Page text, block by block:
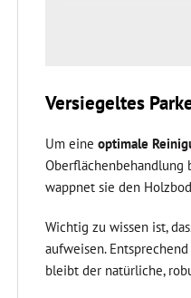
Versiegeltes
Um eine optimale
Oberflächenbehandlung
wappnet sie den
Wichtig zu wissen ist,
aufweisen.
bleibt der natürliche,